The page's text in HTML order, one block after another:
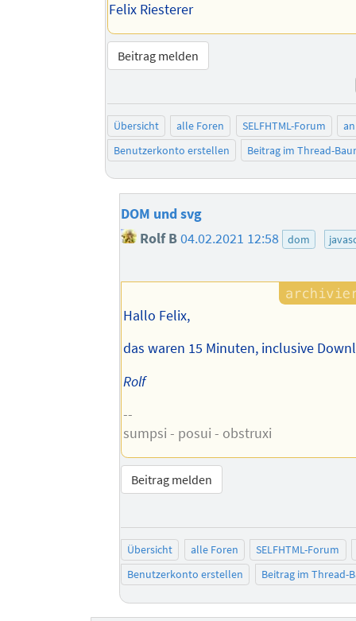
Felix Riesterer
Beitrag melden
Übersicht alle Foren SELFHTML-Forum
Benutzerkonto erstellen
Beitrag im Thread-
DOM und svg
Rolf B04.02.2021 12:58 dom
Hallo Felix,
das waren 15 Minuten, inclusive
Rolf
--
sumpsi - posui - obstruxi
Beitrag melden
Übersicht alle Foren
SELFHTML-Forum
Benutzerkonto erstellen
Beitrag im Thread-